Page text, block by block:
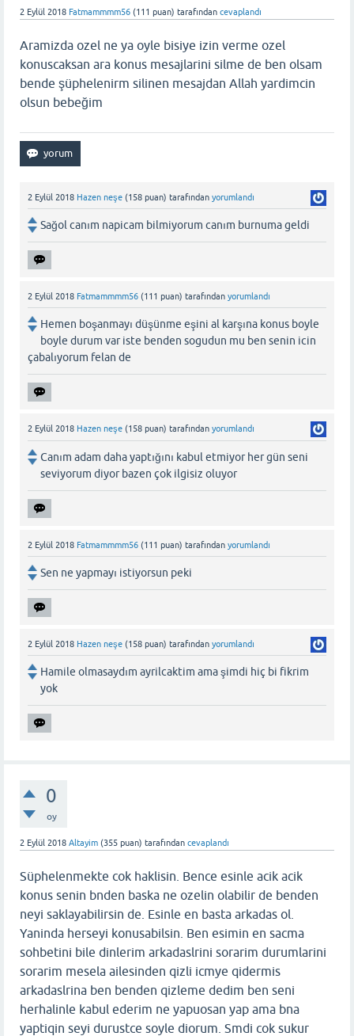
2 Eylül 2018 Fatmammmm56 (111 puan) tarafından cevaplandı
Aramizda ozel ne ya oyle bisiye izin verme ozel
konuscaksan ara konus mesajlarini silme de ben olsam
bende şüphelenirm silinen mesajdan Allah yardimcin
olsun bebeğim
2 Eylül 2018 Hazen neşe (158 puan) tarafından yorumlandı
Sağol canım napicam bilmiyorum canım burnuma geldi
2 Eylül 2018 Fatmammmm56 (111 puan) tarafından yorumlandı
Hemen boşanmayı düşünme eşini al karşına konus boyle
boyle durum var iste benden sogudun mu ben senin icin
çabalıyorum felan de
2 Eylül 2018 Hazen neşe (158 puan) tarafından yorumlandı
Canım adam daha yaptığını kabul etmiyor her gün seni
seviyorum diyor bazen çok ilgisiz oluyor
2 Eylül 2018 Fatmammmm56 (111 puan) tarafından yorumlandı
Sen ne yapmayı istiyorsun peki
2 Eylül 2018 Hazen neşe (158 puan) tarafından yorumlandı
Hamile olmasaydım ayrilcaktim ama şimdi hiç bi fikrim
yok
0
oy
2 Eylül 2018 Altayim (355 puan) tarafından cevaplandı
Süphelenmekte cok haklisin. Bence esinle acik acik
konus senin bnden baska ne ozelin olabilir de benden
neyi saklayabilirsin de. Esinle en basta arkadas ol.
Yaninda herseyi konusabilsin. Ben esimin en sacma
sohbetini bile dinlerim arkadaslrini sorarim durumlarini
sorarim mesela ailesinden qizli icmye qidermis
arkadaslrina ben benden qizleme dedim ben seni
herhalinle kabul ederim ne yapuosan yap ama bna
yaptiqin seyi durustce soyle diorum. Smdi cok sukur